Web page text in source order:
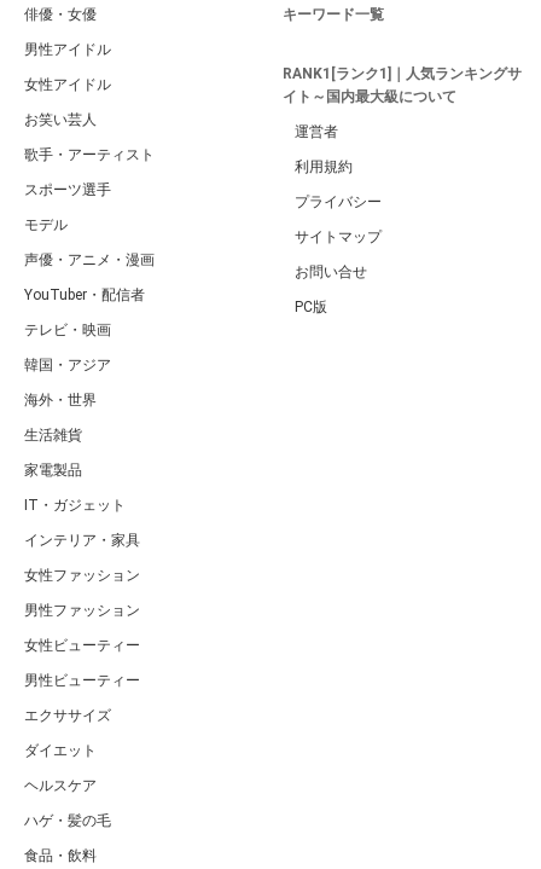
俳優・女優
男性アイドル
女性アイドル
お笑い芸人
歌手・アーティスト
スポーツ選手
モデル
声優・アニメ・漫画
YouTuber・配信者
テレビ・映画
韓国・アジア
海外・世界
生活雑貨
家電製品
IT・ガジェット
インテリア・家具
女性ファッション
男性ファッション
女性ビューティー
男性ビューティー
エクササイズ
ダイエット
ヘルスケア
ハゲ・髪の毛
食品・飲料
キーワード一覧
RANK1[ランク1]｜人気ランキングサ
イト～国内最大級について
運営者
利用規約
プライバシー
サイトマップ
お問い合せ
PC版